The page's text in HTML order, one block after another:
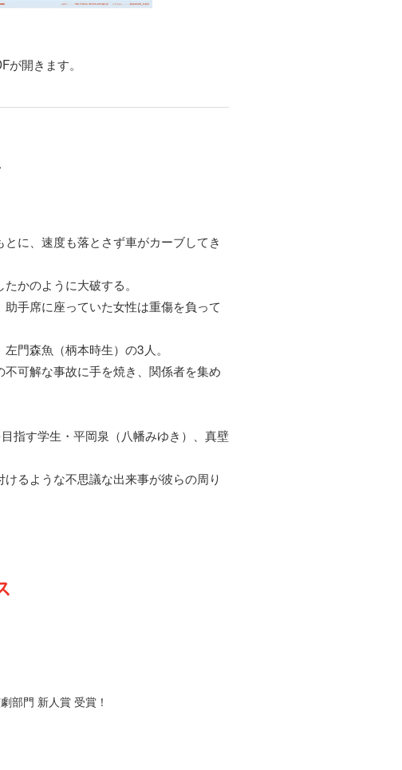
開きます。
に、速度も落とさず車がカーブしてき
かのように大破する。
手席に座っていた女性は重傷を負って
門森魚（柄本時生）の3人。
可解な事故に手を焼き、関係者を集め
指す学生・平岡泉（八幡みゆき）、真壁
るような不思議な出来事が彼らの周り
部門 新人賞 受賞！